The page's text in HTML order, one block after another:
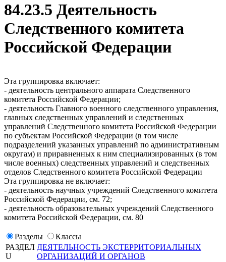
84.23.5 Деятельность
Следственного комитета
Российской Федерации
Эта группировка включает:
- деятельность центрального аппарата Следственного
комитета Российской Федерации;
- деятельность Главного военного следственного управления,
главных следственных управлений и следственных
управлений Следственного комитета Российской Федерации
по субъектам Российской Федерации (в том числе
подразделений указанных управлений по административным
округам) и приравненных к ним специализированных (в том
числе военных) следственных управлений и следственных
отделов Следственного комитета Российской Федерации
Эта группировка не включает:
- деятельность научных учреждений Следственного комитета
Российской Федерации, см. 72;
- деятельность образовательных учреждений Следственного
комитета Российской Федерации, см. 80
Разделы
Классы
РАЗДЕЛ
U
ДЕЯТЕЛЬНОСТЬ ЭКСТЕРРИТОРИАЛЬНЫХ
ОРГАНИЗАЦИЙ И ОРГАНОВ